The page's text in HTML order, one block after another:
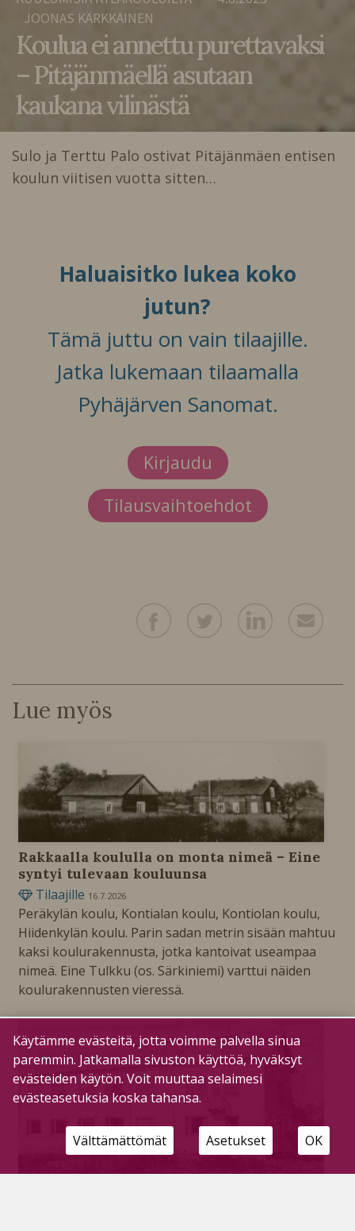
JOONAS KÄRKKÄINEN
Koulua ei annettu purettavaksi
– Pitäjänmäellä asutaan
kaukana vilinästä
Sulo ja Terttu Palo ostivat Pitäjänmäen entisen
koulun viitisen vuotta sitten…
Haluaisitko lukea koko
jutun?
Tämä juttu on vain tilaajille.
Jatka lukemaan tilaamalla
Pyhäjärven Sanomat.
Kirjaudu
Tilausvaihtoehdot
Lue myös
Rakkaalla koululla on monta nimeä – Eine
syntyi tulevaan kouluunsa
Tilaajille 16.7.2026
Peräkylän koulu, Kontialan koulu, Kontiolan koulu,
Hiidenkylän koulu. Parin sadan metrin sisään mahtuu
kaksi koulurakennusta, jotka kantoivat useampaa
nimeä. Eine Tulkku (os. Särkiniemi) varttui näiden
koulurakennusten vieressä.
Käytämme evästeitä, jotta voimme palvella sinua
paremmin. Jatkamalla sivuston käyttöä, hyväksyt
evästeiden käytön. Voit muuttaa selaimesi
evästeasetuksia koska tahansa.
Välttämättömät Asetukset OK